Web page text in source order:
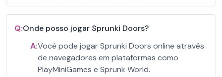
Q:Onde posso jogar Sprunki Doors?
A:Você pode jogar Sprunki Doors online através
de navegadores em plataformas como
PlayMiniGames e Sprunk World.